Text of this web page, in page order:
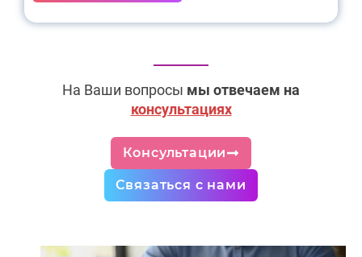
На Ваши вопросы мы отвечаем на
консультациях
Консультации
Связаться с нами